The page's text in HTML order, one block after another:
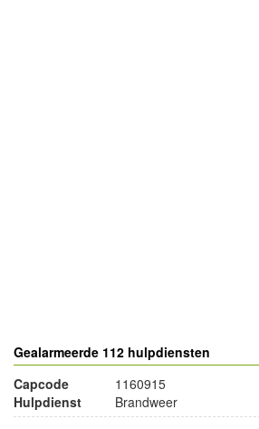
Gealarmeerde 112 hulpdiensten
Capcode
1160915
Hulpdienst
Brandweer